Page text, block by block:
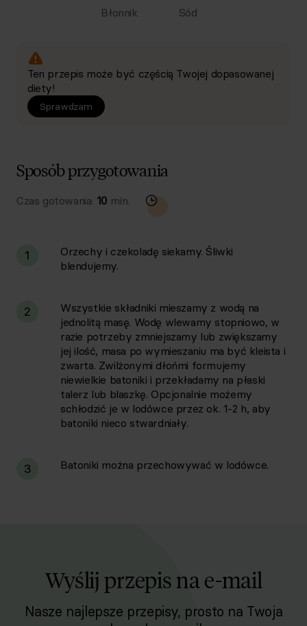
Błonnik Sód
Ten przepis może być częścią Twojej dopasowanej
diety!
Sprawdzam
Sposób przygotowania
Czas gotowania: 10 min.
1
Orzechy i czekoladę siekamy. Śliwki
blendujemy.
2
Wszystkie składniki mieszamy z wodą na
jednolitą masę. Wodę wlewamy stopniowo, w
razie potrzeby zmniejszamy lub zwiększamy
jej ilość, masa po wymieszaniu ma być kleista i
zwarta. Zwilżonymi dłońmi formujemy
niewielkie batoniki i przekładamy na płaski
talerz lub blaszkę. Opcjonalnie możemy
schłodzić je w lodówce przez ok. 1-2 h, aby
batoniki nieco stwardniały.
3 Batoniki można przechowywać w lodówce.
Wyślij przepis na e-mail
Nasze najlepsze przepisy, prosto na Twoja